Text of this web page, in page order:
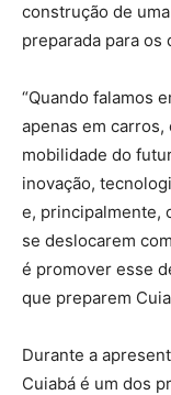
construção de
preparada para os
“Quando falamos
apenas em carros,
mobilidade do
inovação,
e, principalmente,
se deslocarem
é promover esse
que preparem
Durante a
Cuiabá é um dos